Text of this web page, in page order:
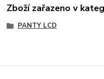
Zboží zařazeno v
PANTY LCD